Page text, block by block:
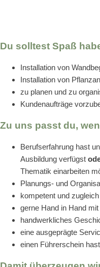
Du solltest Spaß
Installation von
Installation von
zu planen und zu
Kundenaufträge
Zu uns passt du,
Berufserfahrung hast
Ausbildung verfügst
Thematik einarbeiten
Planungs- und
kompetent und
gerne Hand in Hand
handwerkliches
eine ausgeprägte
einen Führerschein